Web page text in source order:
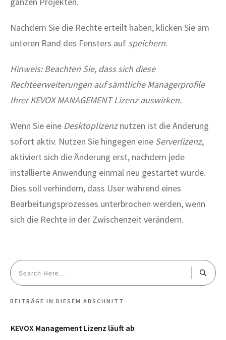
Nachdem Sie die Rechte erteilt haben, klicken Sie am
unteren Rand des Fensters auf speichern.
Hinweis: Beachten Sie, dass sich diese
Rechteerweiterungen auf sämtliche Managerprofile
Ihrer KEVOX MANAGEMENT Lizenz auswirken.
Wenn Sie eine Desktoplizenznutzen ist die Änderung
sofort aktiv. Nutzen Sie hingegen eine Serverlizenz,
aktiviert sich die Änderung erst, nachdem jede
installierte Anwendung einmal neu gestartet wurde.
Dies soll verhindern, dass User während eines
Bearbeitungsprozesses unterbrochen werden, wenn
sich die Rechte in der Zwischenzeit verändern.
BEITRÄGE IN DIESEM ABSCHNITT
KEVOX Management Lizenz läuft ab